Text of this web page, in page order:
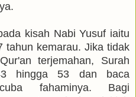
kisah Nabi Yusuf iaitu
tahun kemarau. Jika tidak
terjemahan, Surah
hingga 53 dan baca
fahaminya. Bagi